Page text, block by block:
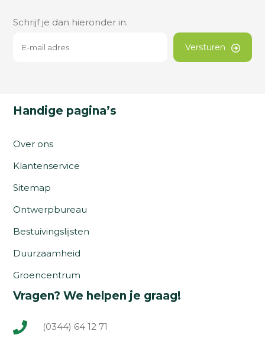
Schrijf je dan hieronder in.
Versturen
Handige pagina’s
Over ons
Klantenservice
Sitemap
Ontwerpbureau
Bestuivingslijsten
Duurzaamheid
Groencentrum
Vragen? We helpen je graag!
(0344) 64 12 71